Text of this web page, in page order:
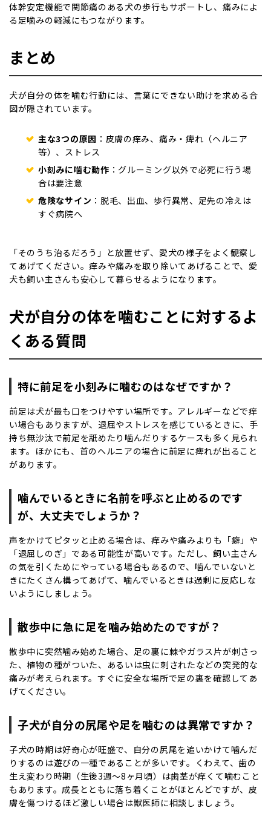
体幹安定機能で関節痛のある犬の歩行もサポートし、痛みによ
る足噛みの軽減にもつながります。
まとめ
犬が自分の体を噛む行動には、言葉にできない助けを求める合
図が隠されています。
主な3つの原因 ：皮膚の痒み、痛み・痺れ（ヘルニア
等）、ストレス
小刻みに噛む動作 ：グルーミング以外で必死に行う場
合は要注意
危険なサイン ：脱毛、出血、歩行異常、足先の冷えは
すぐ病院へ
「そのうち治るだろう」と放置せず、愛犬の様子をよく観察し
てあげてください。痒みや痛みを取り除いてあげることで、愛
犬も飼い主さんも安心して暮らせるようになります。
犬が自分の体を噛むことに対するよ
くある質問
特に前足を小刻みに噛むのはなぜですか？
前足は犬が最も口をつけやすい場所です。アレルギーなどで痒
い場合もありますが、退屈やストレスを感じているときに、手
持ち無沙汰で前足を舐めたり噛んだりするケースも多く見られ
ます。ほかにも、首のヘルニアの場合に前足に痺れが出ること
があります。
噛んでいるときに名前を呼ぶと止めるのです
が、大丈夫でしょうか？
声をかけてピタッと止める場合は、痒みや痛みよりも「癖」や
「退屈しのぎ」である可能性が高いです。ただし、飼い主さん
の気を引くためにやっている場合もあるので、噛んでいないと
きにたくさん構ってあげて、噛んでいるときは過剰に反応しな
いようにしましょう。
散歩中に急に足を噛み始めたのですが？
散歩中に突然噛み始めた場合、足の裏に棘やガラス片が刺さっ
た、植物の種がついた、あるいは虫に刺されたなどの突発的な
痛みが考えられます。すぐに安全な場所で足の裏を確認してあ
げてください。
子犬が自分の尻尾や足を噛むのは異常ですか？
子犬の時期は好奇心が旺盛で、自分の尻尾を追いかけて噛んだ
りするのは遊びの一種であることが多いです。くわえて、歯の
生え変わり時期（生後3週〜8ヶ月頃）は歯茎が痒くて噛むこと
もあります。成長とともに落ち着くことがほとんどですが、皮
膚を傷つけるほど激しい場合は獣医師に相談しましょう。